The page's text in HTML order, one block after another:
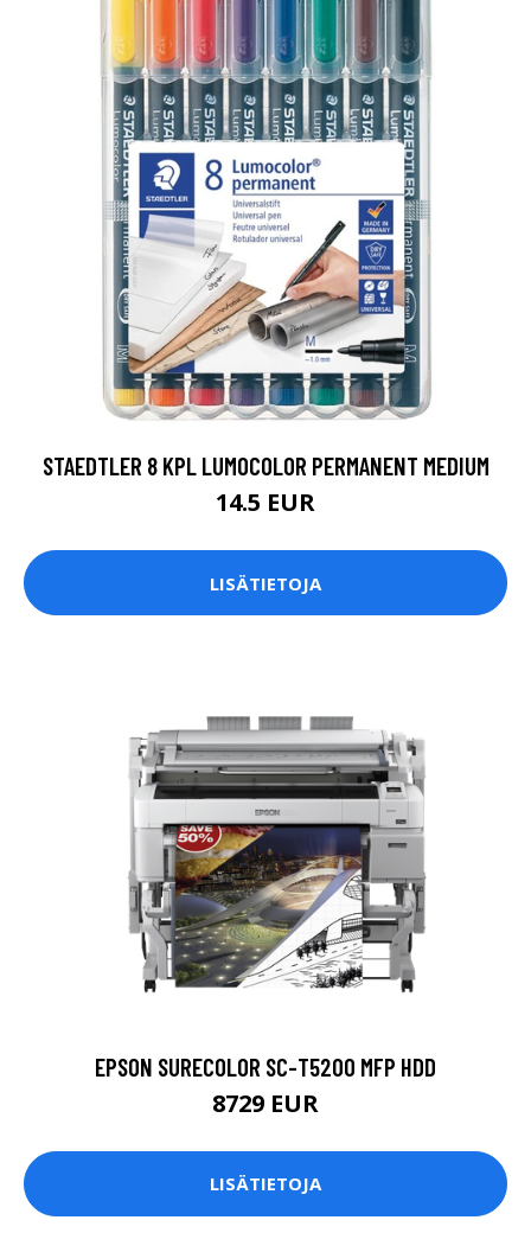
STAEDTLER 8 KPL LUMOCOLOR PERMANENT MEDIUM
14.5 EUR
LISÄTIETOJA
EPSON SURECOLOR SC-T5200 MFP HDD
8729 EUR
LISÄTIETOJA